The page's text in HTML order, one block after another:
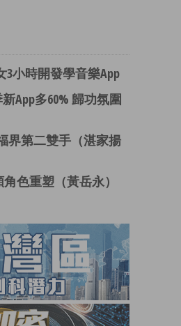
3小時開發學音樂App
App多60% 歸功氛圍
界第二雙手（湛家揚
色重塑（黃岳永）